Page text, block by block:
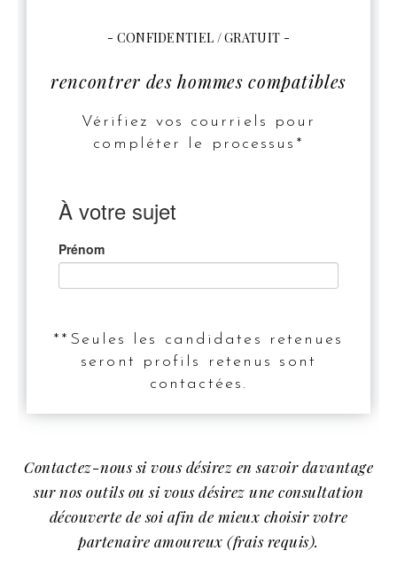
- CONFIDENTIEL / GRATUIT -
rencontrer des hommes compatibles
Vérifiez vos courriels pour
compléter le processus*
**Seules les candidates retenues
seront profils retenus sont
contactées.
Contactez-nous si vous désirez en savoir davantage
sur nos outils ou si vous désirez une consultation
découverte de soi afin de mieux choisir votre
partenaire amoureux (frais requis).